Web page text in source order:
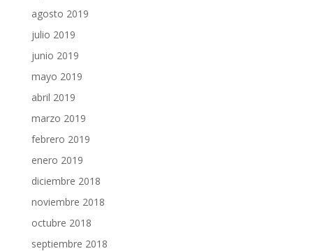
agosto 2019
julio 2019
junio 2019
mayo 2019
abril 2019
marzo 2019
febrero 2019
enero 2019
diciembre 2018
noviembre 2018
octubre 2018
septiembre 2018